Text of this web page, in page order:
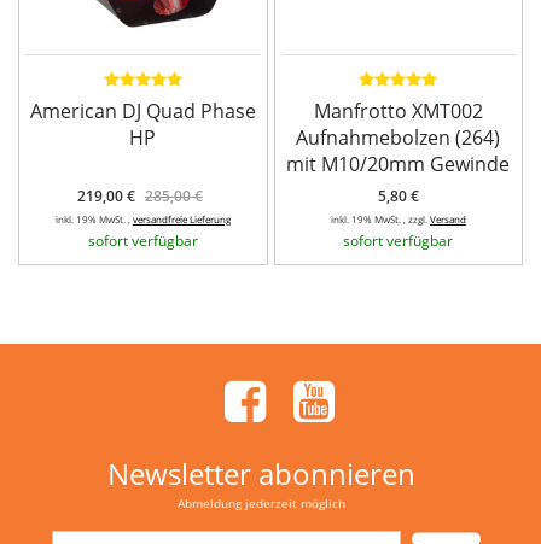
American DJ Quad Phase
HP
219,00 € 285,00 €
inkl. 19% MwSt. , versandfreie Lieferung
sofort verfügbar
Manfrotto XMT002
Aufnahmebolzen (264)
mit M10/20mm Gewinde
5,80 €
inkl. 19% MwSt. , zzgl. Versand
sofort verfügbar
Newsletter abonnieren
Abmeldung jederzeit möglich